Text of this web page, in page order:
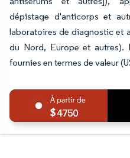
dépistage d'anticorps et
laboratoires de diagnostic et
du Nord, Europe et autres).
fournies en termes de valeur
4750